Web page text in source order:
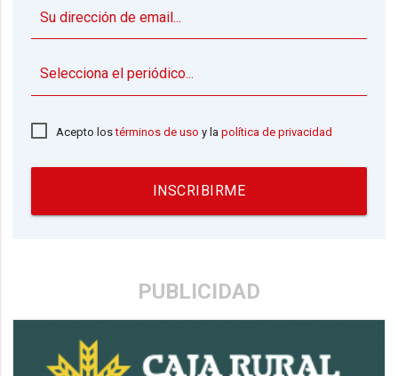
Acepto lostérminos de uso y lapolítica de privacidad
INSCRIBIRME
PUBLICIDAD